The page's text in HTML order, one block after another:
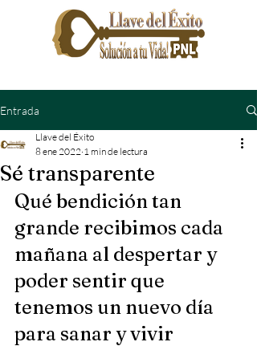
Entrada
Sé transparente
Llave del Éxito
8 ene 2022 1 min de lectura
Qué bendición tan
grande recibimos cada
mañana al despertar y
poder sentir que
tenemos un nuevo día
para sanar y vivir